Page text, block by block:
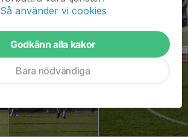
Så använder vi cookies
Godkänn alla kakor
Bara nödvändiga